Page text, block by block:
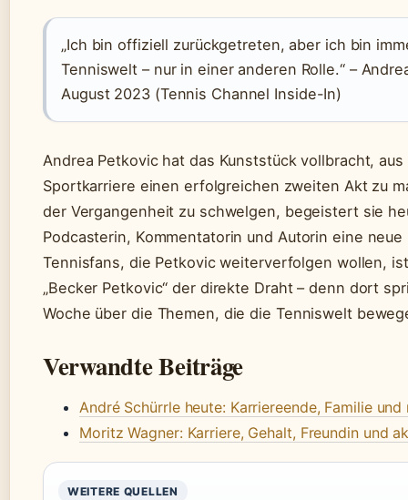
„Ich bin offiziell zurückgetreten, aber ich bin
Tenniswelt – nur in einer anderen Rolle.“ –
August 2023 (Tennis Channel Inside-In)
Andrea Petkovic hat das Kunststück vollbracht,
Sportkarriere einen erfolgreichen zweiten Akt zu
der Vergangenheit zu schwelgen, begeistert sie
Podcasterin, Kommentatorin und Autorin eine neue
Tennisfans, die Petkovic weiterverfolgen wollen,
„Becker Petkovic“ der direkte Draht – denn dort
Woche über die Themen, die die Tenniswelt
Verwandte Beiträge
André Schürrle heute: Karriereende, Familie und
Moritz Wagner: Karriere, Gehalt, Freundin und
WEITERE QUELLEN